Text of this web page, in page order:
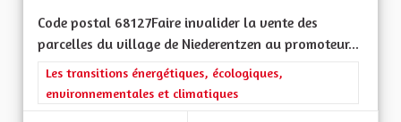
Code postal 68127Faire invalider la vente des
parcelles du village de Niederentzen au promoteur...
Filtrer les résultats de la catégorie : Les transitions
Les transitions énergétiques, écologiques,
environnementales et climatiques